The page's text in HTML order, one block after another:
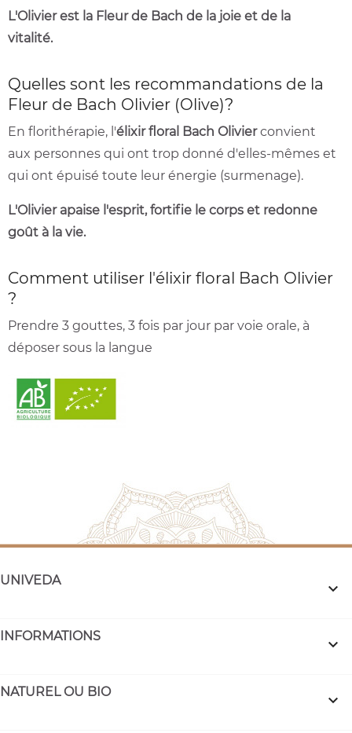
L'Olivier est la Fleur de Bach de la joie et de la
vitalité.
Quelles sont les recommandations de la
Fleur de Bach Olivier (Olive)?
En florithérapie, l'élixir floral Bach Olivierconvient
aux personnes qui ont trop donné d'elles-mêmes et
qui ont épuisé toute leur énergie (surmenage).
L'Olivier apaise l'esprit, fortifie le corps et redonne
goût à la vie.
Comment utiliser l'élixir floral Bach Olivier
?
Prendre 3 gouttes, 3 fois par jour par voie orale, à
déposer sous la langue
UNIVEDA 
INFORMATIONS 
NATUREL OU BIO 